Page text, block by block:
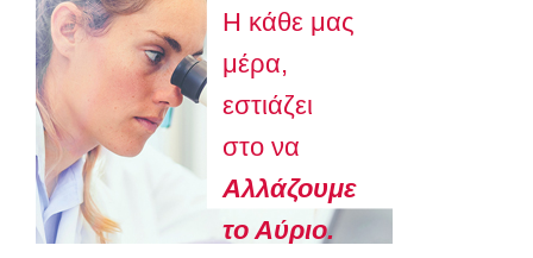
Η κάθε μας
μέρα,
εστιάζει
στο να
Aλλάζουμε
το Αύριο.